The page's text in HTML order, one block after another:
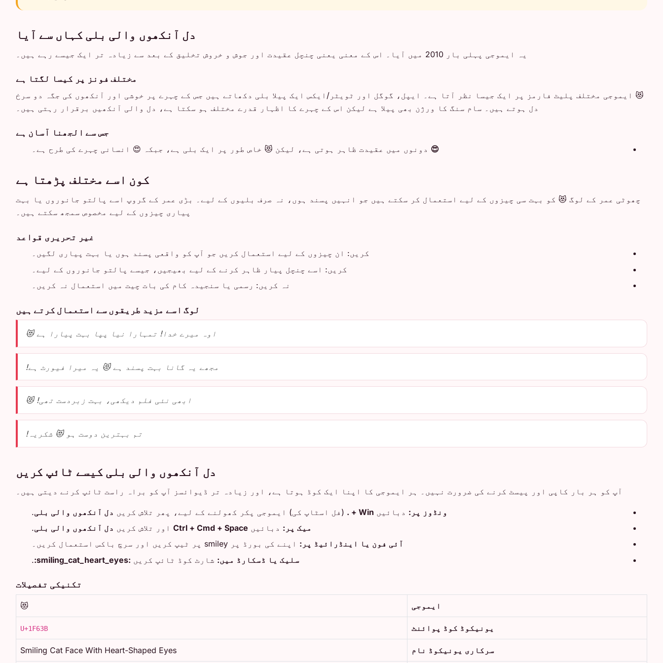
دل آنکھوں والی بلی کہاں سے آیا
یہ ایموجی پہلی بار 2010 میں آیا۔ اس کے معنی یعنی چنچل عقیدت اور جوش و خروش تخلیق کے بعد سے زیادہ تر ایک جیسے رہے ہیں۔
مختلف فونز پر کیسا لگتا ہے
😻 ایموجی مختلف پلیٹ فارمز پر ایک جیسا نظر آتا ہے۔ ایپل، گوگل اور ٹویٹر/ایکس ایک پیلا بلی دکھاتے ہیں جس کے چہرے پر خوشی اور آنکھوں کی جگہ دو سرخ
دل ہوتے ہیں۔ سام سنگ کا ورژن بھی پیلا ہے لیکن اس کے چہرے کا اظہار قدرے مختلف ہو سکتا ہے، دل والی آنکھیں برقرار رہتی ہیں۔
جس سے الجھنا آسان ہے
😍 دونوں میں عقیدت ظاہر ہوتی ہے، لیکن 😻 خاص طور پر ایک بلی ہے، جبکہ 😍 انسانی چہرے کی طرح ہے۔
کون اسے مختلف پڑھتا ہے
چھوٹی عمر کے لوگ 😻 کو بہت سی چیزوں کے لیے استعمال کر سکتے ہیں جو انہیں پسند ہوں، نہ صرف بلیوں کے لیے۔ بڑی عمر کے گروپ اسے پالتو جانوروں یا بہت
پیاری چیزوں کے لیے مخصوص سمجھ سکتے ہیں۔
غیر تحریری قواعد
کریں: ان چیزوں کے لیے استعمال کریں جو آپ کو واقعی پسند ہوں یا بہت پیاری لگیں۔
کریں: اسے چنچل پیار ظاہر کرنے کے لیے بھیجیں، جیسے پالتو جانوروں کے لیے۔
نہ کریں: رسمی یا سنجیدہ کام کی بات چیت میں استعمال نہ کریں۔
لوگ اسے مزید طریقوں سے استعمال کرتے ہیں
اوہ میرے خدا! تمہارا نیا پپا بہت پیارا ہے 😻
مجھے یہ گانا بہت پسند ہے 😻 یہ میرا فیورٹ ہے!
ابھی نئی فلم دیکھی، بہت زبردست تھی! 😻
تم بہترین دوست ہو 😻 شکریہ!
دل آنکھوں والی بلی کیسے ٹائپ کریں
آپ کو ہر بار کاپی اور پیسٹ کرنے کی ضرورت نہیں۔ ہر ایموجی کا اپنا ایک کوڈ ہوتا ہے، اور زیادہ تر ڈیوائسز آپ کو براہ راست ٹائپ کرنے دیتی ہیں۔
ونڈوز پر: دبائیں Win + . (فل اسٹاپ کی) ایموجی پکر کھولنے کے لیے، پھر تلاش کریں دل آنکھوں والی بلی.
میک پر: دبائیں Ctrl + Cmd + Space اور تلاش کریں دل آنکھوں والی بلی.
آئی فون یا اینڈرائیڈ پر: اپنے کی بورڈ پر smiley پر ٹیپ کریں اور سرچ باکس استعمال کریں۔
سلیک یا ڈسکارڈ میں: شارٹ کوڈ ٹائپ کریں :smiling_cat_heart_eyes:
.
تکنیکی تفصیلات
ایموجی 😻
یونیکوڈ کوڈ پوائنٹ U+1F63B
سرکاری یونیکوڈ نام Smiling Cat Face With Heart-Shaped Eyes